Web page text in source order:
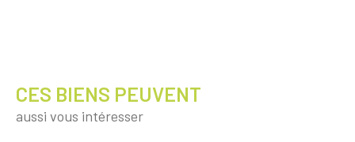
CES BIENS PEUVENT
aussi vous intéresser